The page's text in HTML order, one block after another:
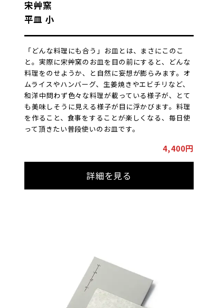
宋艸窯
平皿 小
「どんな料理にも合う」お皿とは、まさにこのこ
と。実際に宋艸窯のお皿を目の前にすると、どんな
料理をのせようか、と自然に妄想が膨らみます。オ
ムライスやハンバーグ、生姜焼きやエビチリなど、
和洋中問わず色々な料理が載っている様子が、とて
も美味しそうに見える様子が目に浮かびます。料理
を作ること、食事をすることが楽しくなる、毎日使
って頂きたい普段使いのお皿です。
4,400円
詳細を見る